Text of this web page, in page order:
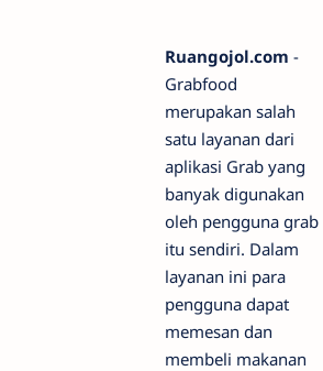
Ruangojol.com -
Grabfood
merupakan salah
satu layanan dari
aplikasi Grab yang
banyak digunakan
oleh pengguna grab
itu sendiri. Dalam
layanan ini para
pengguna dapat
memesan dan
membeli makanan